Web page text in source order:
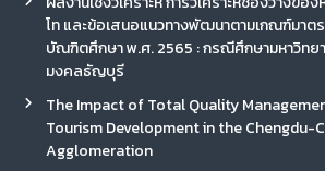
โท และข้อเสนอแนวทางพัฒนาตามเกณฑ์มาต
บัณฑิตศึกษา พ.ศ. 2565 : กรณีศึกษามหาวิทย
มงคลธัญบุรี
The Impact of Total Quality
Tourism Development in the Chengdu-
Agglomeration